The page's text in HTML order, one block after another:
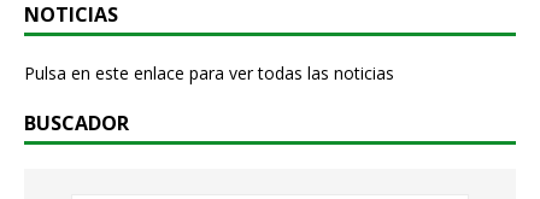
NOTICIAS
Pulsa en este enlace para ver todas las noticias
BUSCADOR